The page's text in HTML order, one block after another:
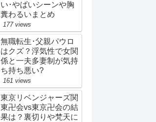
い･やばいシーンや胸
糞わるいまとめ
177 views
無職転生･父親パウロ
はクズ？浮気性で女関
係と一夫多妻制が気持
ち持ち悪い?
161 views
東京リベンジャーズ関
東卍会vs東京卍会の結
果は？裏切りや梵天に